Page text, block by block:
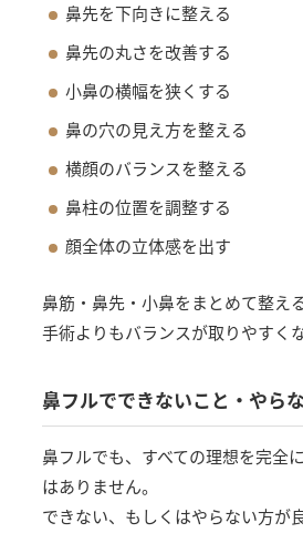
鼻先を下向きに整える
鼻先の丸さを改善する
小鼻の横幅を狭くする
鼻の穴の見え方を整える
横顔のバランスを整える
鼻柱の位置を調整する
顔全体の立体感を出す
鼻筋・鼻先・小鼻をまとめて整え
手術よりもバランスが取りやすく
鼻フルでできないこと・やら
鼻フルでも、すべての理想を完全
はありません。
できない、もしくはやらない方が